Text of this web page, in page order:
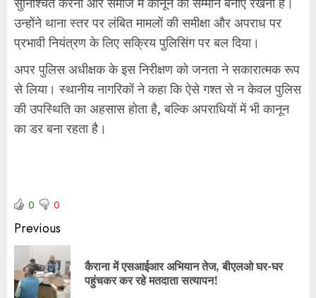
उन्होंने थाना स्तर पर लंबित मामलों की समीक्षा और अपराध पर
प्रभावी नियंत्रण के लिए सक्रिय पुलिसिंग पर बल दिया।
अपर पुलिस अधीक्षक के इस निरीक्षण को जनता ने सकारात्मक रूप
से लिया। स्थानीय नागरिकों ने कहा कि ऐसे गश्त से न केवल पुलिस
की उपस्थिति का अहसास होता है, बल्कि अपराधियों में भी कानून
का डर बना रहता है।
0 0
Previous
कैराना में एसआईआर अभियान तेज, बीएलओ घर-घर
पहुंचकर कर रहे मतदाता सत्यापन!